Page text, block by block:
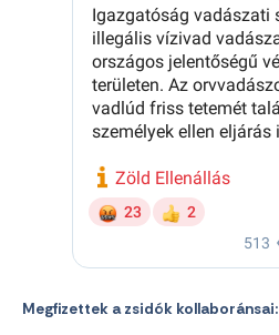
Megfizettek a zsidók kollaboránsai: